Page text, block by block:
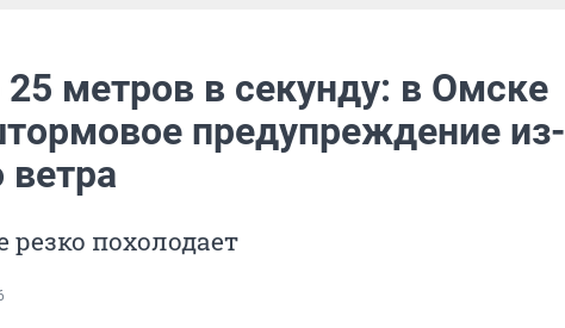
метров в секунду: в Омске
предупреждение из-
ветра
резко похолодает